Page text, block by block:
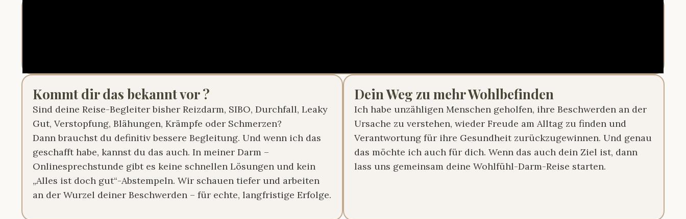
Kommt dir das bekannt vor ?
Sind deine Reise-Begleiter bisher Reizdarm, SIBO, Durchfall, Leaky
Gut, Verstopfung, Blähungen, Krämpfe oder Schmerzen?
Dann brauchst du definitiv bessere Begleitung. Und wenn ich das
geschafft habe, kannst du das auch. In meiner Darm –
Onlinesprechstunde gibt es keine schnellen Lösungen und kein
„Alles ist doch gut“-Abstempeln. Wir schauen tiefer und arbeiten
an der Wurzel deiner Beschwerden – für echte, langfristige Erfolge.
Dein Weg zu mehr Wohlbefinden
Ich habe unzähligen Menschen geholfen, ihre Beschwerden an der
Ursache zu verstehen, wieder Freude am Alltag zu finden und
Verantwortung für ihre Gesundheit zurückzugewinnen. Und genau
das möchte ich auch für dich. Wenn das auch dein Ziel ist, dann
lass uns gemeinsam deine Wohlfühl-Darm-Reise starten.